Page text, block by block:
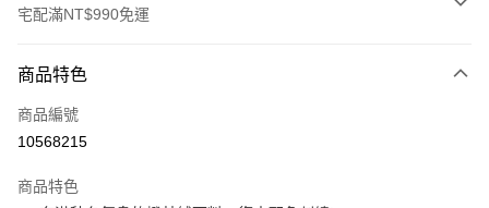
宅配滿NT$990免運
信用卡一次付款
LINE Pay
商品特色
商品編號
10568215
商品特色